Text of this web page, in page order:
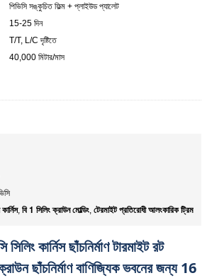
পিভিসি সঙ্কুচিত ফিল্ম + প্লাইউড প্যালেট
15-25 দিন
T/T, L/C দৃষ্টিতে
40,000 মিটার/মাস
, বি 1 সিলিং ক্রাউন মোল্ডিং, টেরমাইট প্রতিরোধী আলংকারিক ট্রিম
কার্নিস ছাঁচনির্মাণ টারমাইট রট
ছাঁচনির্মাণ বাণিজ্যিক ভবনের জন্য 16